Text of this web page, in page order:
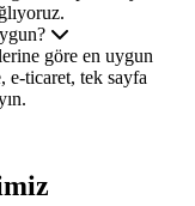
göre en uygun
ticaret, tek sayfa